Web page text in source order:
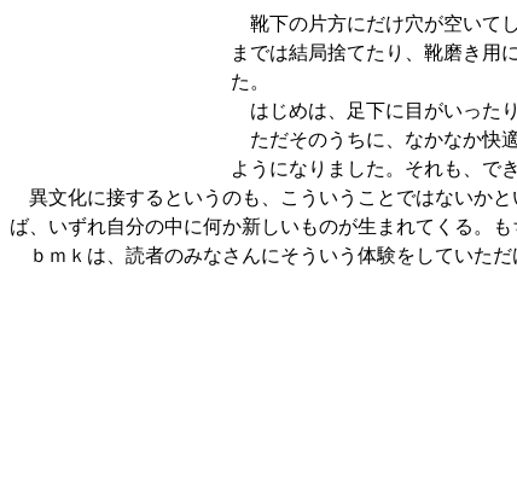
靴下の片方にだけ穴が空いて
までは結局捨てたり、靴磨き用
た。
はじめは、足下に目がいった
ただそのうちに、なかなか快
ようになりました。それも、で
異文化に接するというのも、こういうことではないか
ば、いずれ自分の中に何か新しいものが生まれてくる。
ｂｍｋは、読者のみなさんにそういう体験をしていただ